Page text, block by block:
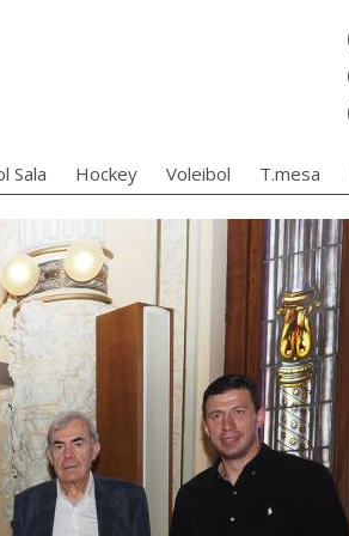
Sala Hockey Voleibol T.mesa